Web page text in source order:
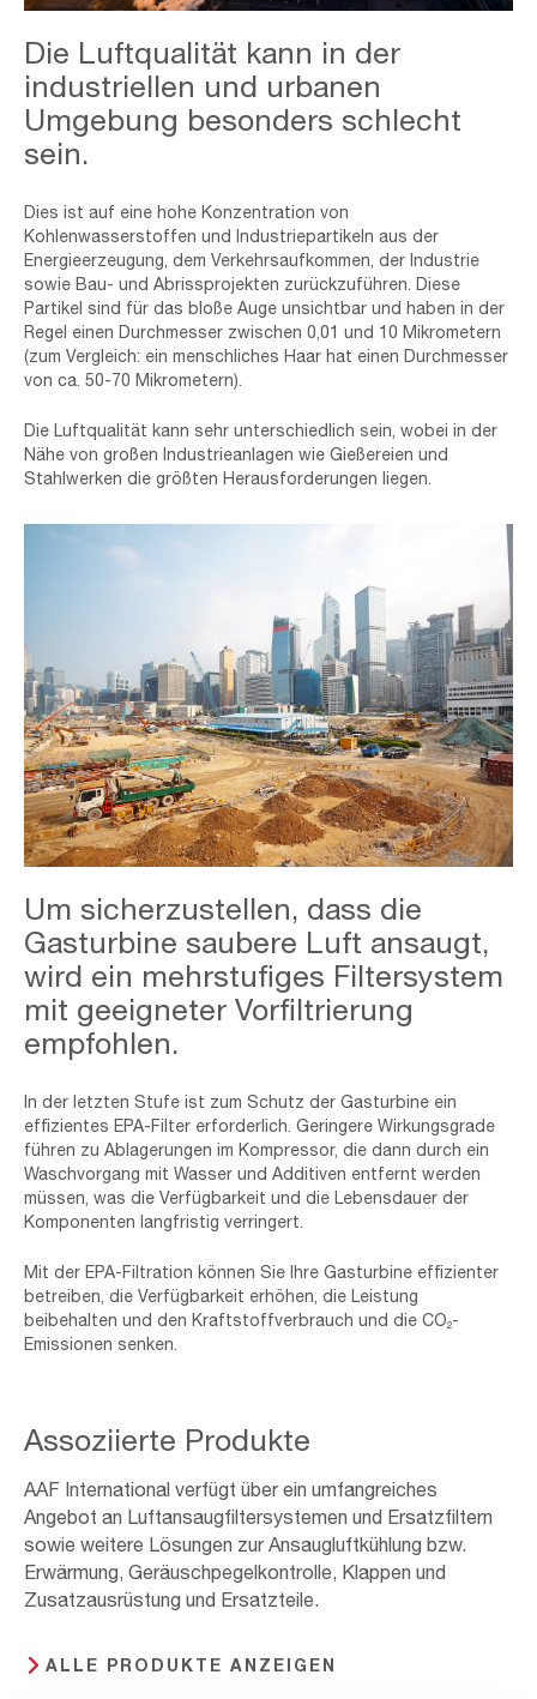
&
Urban
-
50_50-
min
Die Luftqualität kann in der
industriellen und urbanen
Umgebung besonders schlecht
sein.
Dies ist auf eine hohe Konzentration von
Kohlenwasserstoffen und Industriepartikeln aus der
Energieerzeugung, dem Verkehrsaufkommen, der Industrie
sowie Bau- und Abrissprojekten zurückzuführen. Diese
Partikel sind für das bloße Auge unsichtbar und haben in der
Regel einen Durchmesser zwischen 0,01 und 10 Mikrometern
(zum Vergleich: ein menschliches Haar hat einen Durchmesser
von ca. 50-70 Mikrometern).
Die Luftqualität kann sehr unterschiedlich sein, wobei in der
Nähe von großen Industrieanlagen wie Gießereien und
Stahlwerken die größten Herausforderungen liegen.
Urban
Um sicherzustellen, dass die
Gasturbine saubere Luft ansaugt,
wird ein mehrstufiges Filtersystem
mit geeigneter Vorfiltrierung
empfohlen.
In der letzten Stufe ist zum Schutz der Gasturbine ein
effizientes EPA-Filter erforderlich. Geringere Wirkungsgrade
führen zu Ablagerungen im Kompressor, die dann durch ein
Waschvorgang mit Wasser und Additiven entfernt werden
müssen, was die Verfügbarkeit und die Lebensdauer der
Komponenten langfristig verringert.
Mit der EPA-Filtration können Sie Ihre Gasturbine effizienter
betreiben, die Verfügbarkeit erhöhen, die Leistung
beibehalten und den Kraftstoffverbrauch und die CO₂-
Emissionen senken.
Assoziierte Produkte
AAF International verfügt über ein umfangreiches
Angebot an Luftansaugfiltersystemen und Ersatzfiltern
sowie weitere Lösungen zur Ansaugluftkühlung bzw.
Erwärmung, Geräuschpegelkontrolle, Klappen und
Zusatzausrüstung und Ersatzteile.
ALLE PRODUKTE ANZEIGEN